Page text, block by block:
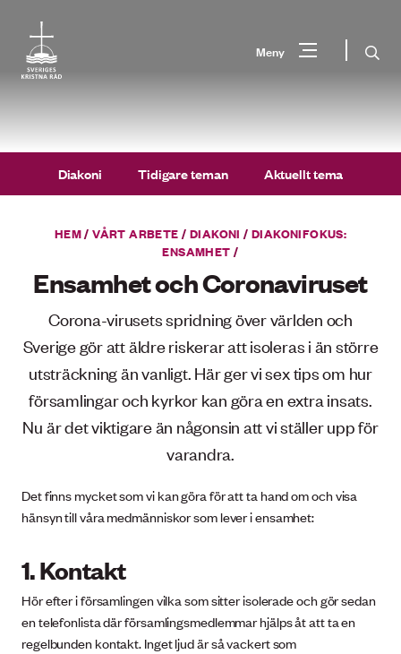
innehåll
Meny Sök
Diakoni Tidigare teman Aktuellt tema
HEM/VÅRT ARBETE / DIAKONI / DIAKONIFOKUS:
ENSAMHET /
Ensamhet och Coronaviruset
Corona-virusets spridning över världen och
Sverige gör att äldre riskerar att isoleras i än större
utsträckning än vanligt. Här ger vi sex tips om hur
församlingar och kyrkor kan göra en extra insats.
Nu är det viktigare än någonsin att vi ställer upp för
varandra.
Det finns mycket som vi kan göra för att ta hand om och visa
hänsyn till våra medmänniskor som lever i ensamhet:
1. Kontakt
Hör efter i församlingen vilka som sitter isolerade och gör sedan
en telefonlista där församlingsmedlemmar hjälps åt att ta en
regelbunden kontakt. Inget ljud är så vackert som